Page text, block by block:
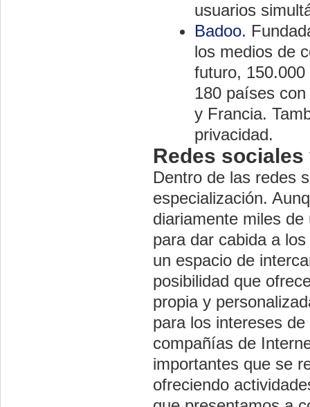
usuarios
Badoo.
los medios de
futuro,
180 países
y Francia.
privacidad.
Redes
Dentro de las redes
especialización.
diariamente miles
para dar cabida a
un espacio de
posibilidad que
propia y
para los intereses
compañías de
importantes que se
ofreciendo